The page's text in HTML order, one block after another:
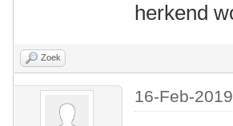
herkend
Zoek
16-Feb-